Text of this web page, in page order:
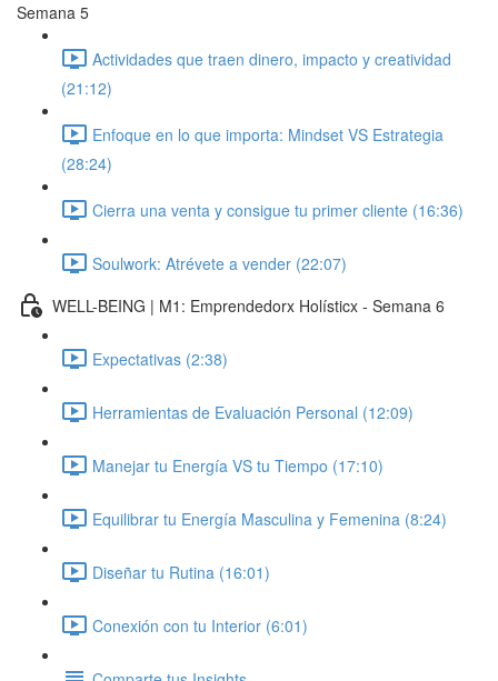
Semana 5
Actividades que traen dinero, impacto y creatividad
(21:12)
Enfoque en lo que importa: Mindset VS Estrategia
(28:24)
Cierra una venta y consigue tu primer cliente (16:36)
Soulwork: Atrévete a vender (22:07)
WELL-BEING | M1: Emprendedorx Holísticx - Semana 6
Expectativas (2:38)
Herramientas de Evaluación Personal (12:09)
Manejar tu Energía VS tu Tiempo (17:10)
Equilibrar tu Energía Masculina y Femenina (8:24)
Diseñar tu Rutina (16:01)
Conexión con tu Interior (6:01)